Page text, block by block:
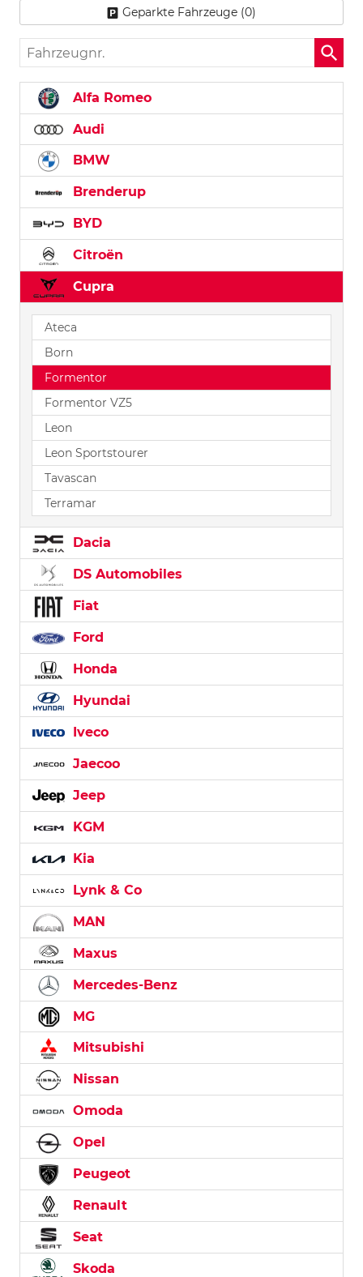
Geparkte Fahrzeuge (0)
Fahrzeugnr.
Alfa Romeo
Audi
BMW
Brenderup
BYD
Citroën
Cupra
Ateca
Born
Formentor
Formentor VZ5
Leon
Leon Sportstourer
Tavascan
Terramar
Dacia
DS Automobiles
Fiat
Ford
Honda
Hyundai
Iveco
Jaecoo
Jeep
KGM
Kia
Lynk & Co
MAN
Maxus
Mercedes-Benz
MG
Mitsubishi
Nissan
Omoda
Opel
Peugeot
Renault
Seat
Skoda